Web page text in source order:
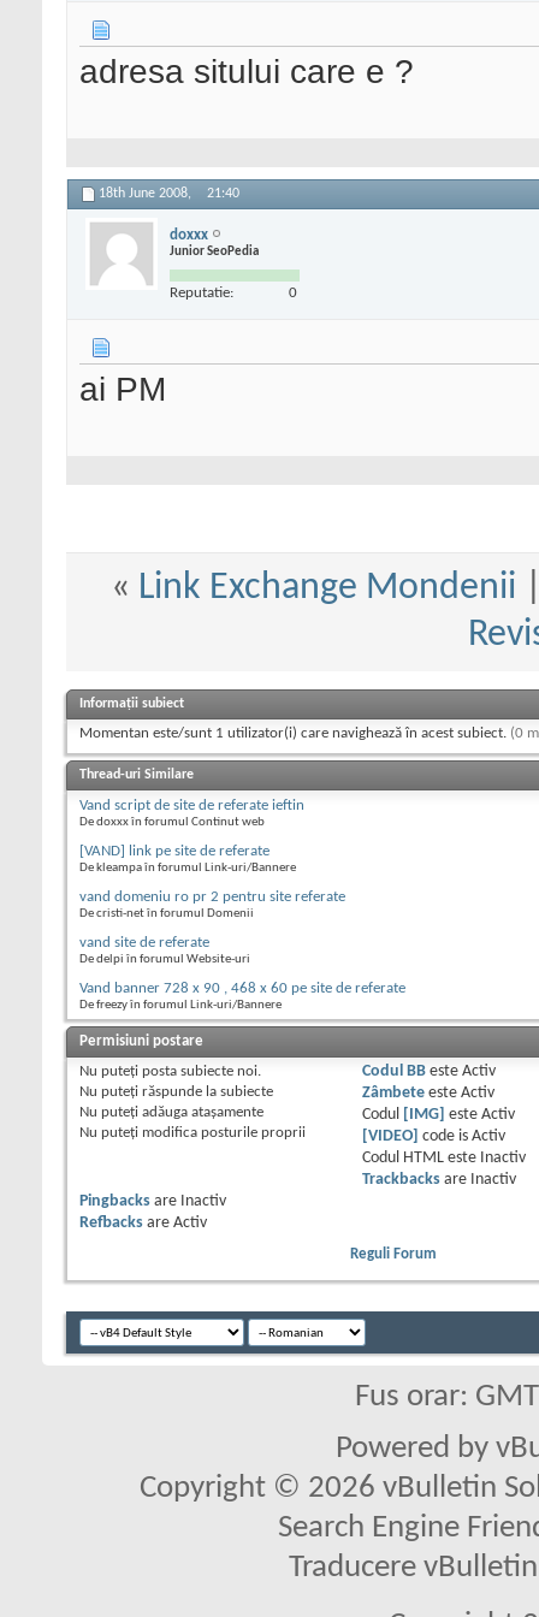
adresa sitului care e ?
18th June 2008, 21:40
doxxx
Junior SeoPedia
Reputatie: 0
ai PM
« Link Exchange Mondenii
Informații subiect
Momentan este/sunt 1 utilizator(i) care navighează în acest subiect. (0
Thread-uri Similare
Vand script de site de referate ieftin
De doxxx în forumul Continut web
[VAND] link pe site de referate
De kleampa în forumul Link-uri/Bannere
vand domeniu ro pr 2 pentru site referate
De cristi-net în forumul Domenii
vand site de referate
De delpi în forumul Website-uri
Vand banner 728 x 90 , 468 x 60 pe site de referate
De freezy în forumul Link-uri/Bannere
Permisiuni postare
Nu puteţi posta subiecte noi.
Nu puteţi răspunde la subiecte
Nu puteţi adăuga ataşamente
Nu puteţi modifica posturile proprii
Codul BBeste Activ
Zâmbeteeste Activ
Codul
[IMG] este Activ
[VIDEO]
code is Activ
Codul HTML este
Inactiv
Trackbacksare
Inactiv
Pingbacks are
Inactiv
Refbacks are Activ
Reguli Forum
Fus orar:
Powered by
Copyright © 2026 vBulletin
Search Engine
Traducere